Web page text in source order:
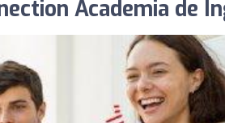
Academia de